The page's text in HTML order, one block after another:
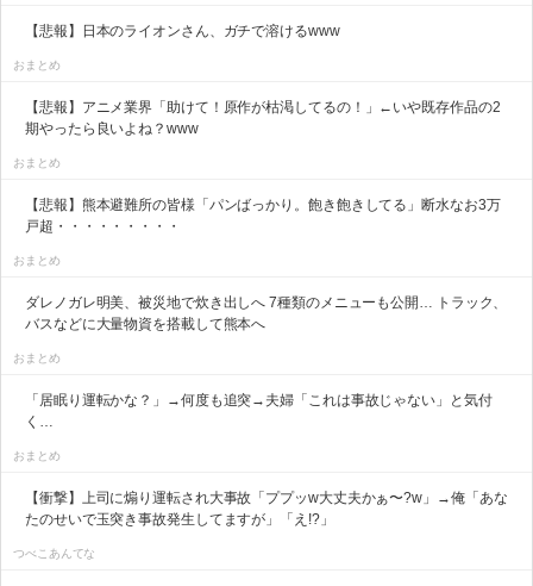
【悲報】日本のライオンさん、ガチで溶けるwww
おまとめ
【悲報】アニメ業界「助けて！原作が枯渇してるの！」←いや既存作品の2
期やったら良いよね？www
おまとめ
【悲報】熊本避難所の皆様「パンばっかり。飽き飽きしてる」断水なお3万
戸超・・・・・・・・・
おまとめ
ダレノガレ明美、被災地で炊き出しへ 7種類のメニューも公開… トラック、
バスなどに大量物資を搭載して熊本へ
おまとめ
「居眠り運転かな？」→何度も追突→夫婦「これは事故じゃない」と気付
く…
おまとめ
【衝撃】上司に煽り運転され大事故「ププッw大丈夫かぁ〜?w」→俺「あな
たのせいで玉突き事故発生してますが」「え!?」
つべこあんてな